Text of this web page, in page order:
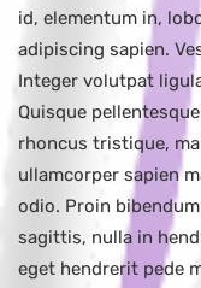
id, elementum in,
adipiscing sapien.
Integer volutpat
Quisque
rhoncus tristique,
ullamcorper sapien
odio. Proin
sagittis, nulla in
eget hendrerit pede